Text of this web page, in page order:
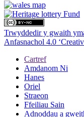
Trwyddedir y gwaith
Anfasnachol 4.0
Cartref
Amdanom Ni
Hanes
Oriel
Straeon
Ffeiliau Sain
Adnoddau a